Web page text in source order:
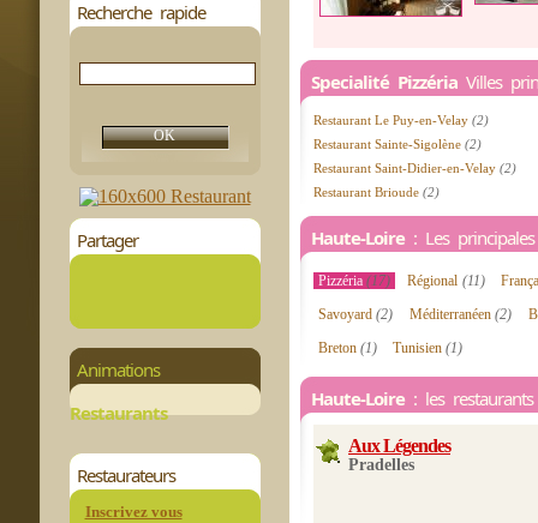
Recherche rapide
Partager
Animations
Restaurants
Restaurateurs
Inscrivez vous
Specialité Pizzéria Villes
Restaurant Le Puy-en-Velay (2)
Restaurant Sainte-Sigolène (2)
Restaurant Saint-Didier-en-Velay (2)
Restaurant Brioude (2)
Haute-Loire : Les
Pizzéria(17) Régional (11)
Savoyard(2) Méditerranéen(2)
Breton (1) Tunisien(1)
Haute-Loire : les
Aux Légendes
Pradelles